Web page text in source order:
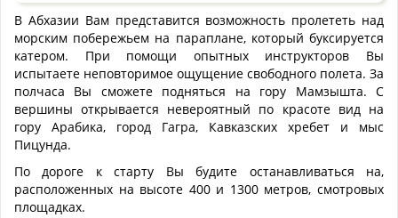
В Абхазии Вам представится возможность пролететь над
морским побережьем на параплане, который буксируется
катером. При помощи опытных инструкторов Вы
испытаете неповторимое ощущение свободного полета. За
полчаса Вы сможете подняться на гору Мамзышта. С
вершины открывается невероятный по красоте вид на
гору Арабика, город Гагра, Кавказских хребет и мыс
Пицунда.
По дороге к старту Вы будите останавливаться на,
расположенных на высоте 400 и 1300 метров, смотровых
площадках.